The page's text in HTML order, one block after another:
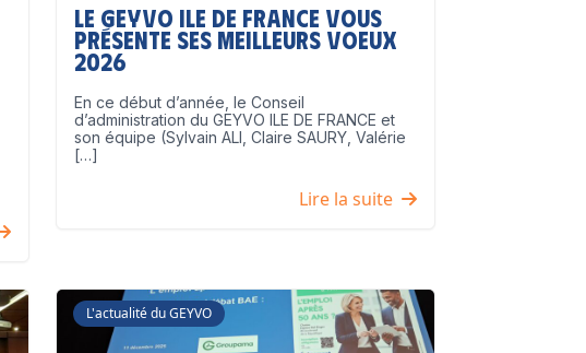
Le GEYVO Ile de France vous
présente ses meilleurs voeux
2026
En ce début d’année, le Conseil
d’administration du GEYVO ILE DE FRANCE et
son équipe (Sylvain ALI, Claire SAURY, Valérie
[…]
Lire la suite
L'actualité du GEYVO